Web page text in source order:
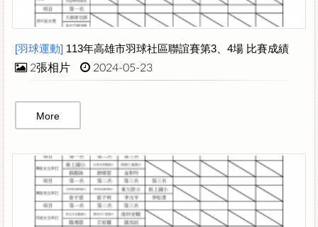
[羽球運動] 113年高雄市羽球社區聯誼賽第3、4場 比賽成績
2張相片 2024-05-23
More